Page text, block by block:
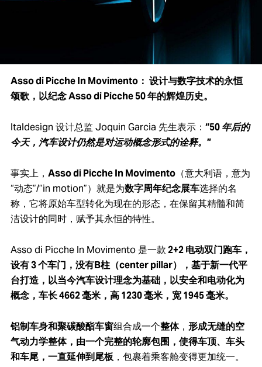
Asso di Picche In Movimento： 设计与数字技术的永恒
颂歌，以纪念 Asso di Picche 50 年的辉煌历史。
Italdesign 设计总监 Joquin Garcia 先生表示： “50 年后的
今天，汽车设计仍然是对运动概念形式的诠释。”
事实上， Asso di Picche In Movimento （意大利语，意为
“动态”/”in motion”）就是为数字周年纪念展车选择的名
称，它将原始车型转化为现在的形态，在保留其精髓和简
洁设计的同时，赋予其永恒的特性。
Asso di Picche In Movimento 是一款2+2 电动双门跑车，
设有 3 个车门，没有B柱（center pillar），基于新一代平
台打造，以当今汽车设计理念为基础，以安全和电动化为
概念，车长 4662 毫米，高 1230 毫米，宽 1945 毫米。
铝制车身和聚碳酸酯车窗组合成一个整体， 形成无缝的空
气动力学整体，由一个完整的轮廓包围，使得车顶、车头
和车尾，一直延伸到尾板 ，包裹着乘客舱变得更加统一。